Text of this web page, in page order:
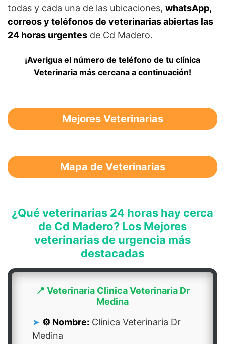
todas y cada una de las ubicaciones, whatsApp,
correos y teléfonos de veterinarias abiertas las
24 horas urgentes de Cd Madero.
¡Averigua el número de teléfono de tu clínica
Veterinaria más cercana a continuación!
Mejores Veterinarias
Mapa de Veterinarias
¿Qué veterinarias 24 horas hay cerca
de Cd Madero? Los Mejores
veterinarias de urgencia más
destacadas
📍 Veterinaria Clinica Veterinaria Dr
Medina
⚙️ Nombre: Clinica Veterinaria Dr
Medina